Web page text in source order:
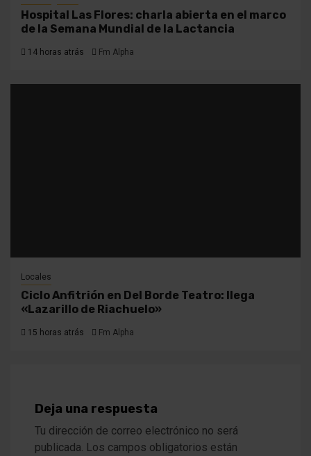
Hospital Las Flores: charla abierta en el marco
de la Semana Mundial de la Lactancia
14 horas atrás Fm Alpha
Locales
Ciclo Anfitrión en Del Borde Teatro: llega
«Lazarillo de Riachuelo»
15 horas atrás Fm Alpha
Deja una respuesta
Tu dirección de correo electrónico no será
publicada. Los campos obligatorios están